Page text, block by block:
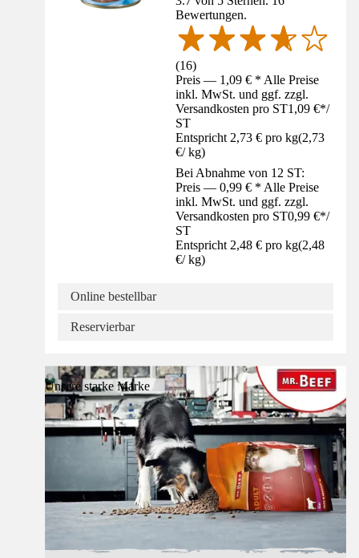
Bewertungen.
(16)
Preis — 1,09 € * Alle Preise
inkl. MwSt. und ggf. zzgl.
Versandkosten pro ST1,09 €*/
ST
Entspricht 2,73 € pro kg(2,73
€/ kg)
Bei Abnahme von 12 ST:
Preis — 0,99 € * Alle Preise
inkl. MwSt. und ggf. zzgl.
Versandkosten pro ST0,99 €*/
ST
Entspricht 2,48 € pro kg(2,48
€/ kg)
Online bestellbar
Reservierbar
Unsere starke Marke